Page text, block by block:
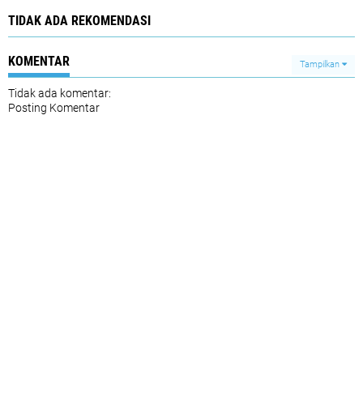
TIDAK ADA REKOMENDASI
KOMENTAR Tampilkan
Tidak ada komentar:
Posting Komentar